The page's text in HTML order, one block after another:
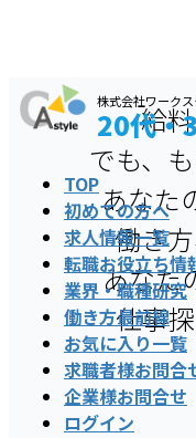
コ
ン
ナ
ビ
株式会社ワーク
20代・
TOP
初めての⽅へ
求人情報一覧
転職お役立ち情
業界・職種研究
働き方最前線
お気に入り一覧
求職者様お問合
企業様お問合せ
ログイン
給
でも、
あなた
働き
あなた
仕事